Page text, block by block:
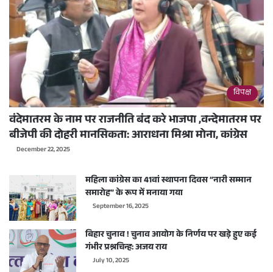
विपक्ष
वंदेमातरम के नाम पर राजनीति बंद करे भाजपा ,वन्देमातरम पर
बीजेपी की दोहरी मानसिकता: आराधना मिश्रा मोना, कांग्रेस
December 22, 2025
महिला कांग्रेस का 41वां स्थापना दिवस “नारी सम्मान
समारोह” के रूप में मनाया गया
September 16, 2025
बिहार चुनाव ! चुनाव आयोग के निर्णय पर खड़े हुए कई
गंभीर प्रश्नचिन्ह: अजय राय
July 10, 2025